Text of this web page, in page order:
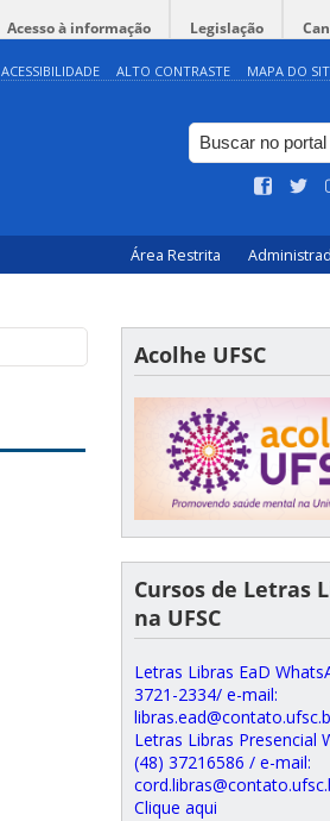
Acesso à informação Legislação
ACESSIBILIDADE ALTO CONTRASTE MAPA DO
Área Restrita
Acolhe UFSC
Cursos de Letras
na UFSC
Letras Libras EaD
3721-2334/ e-mail:
Letras Libras Presencial
(48) 37216586 / e-mail:
Clique aqui